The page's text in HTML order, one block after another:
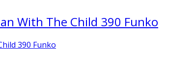
With The Child 390 Funko